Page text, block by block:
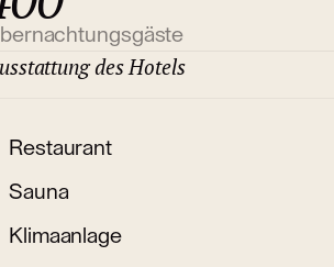
des Hotels
Restaurant
Sauna
Klimaanlage